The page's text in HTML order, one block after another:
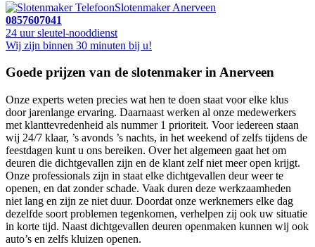
Slotenmaker Anerveen
0857607041
24 uur sleutel-nooddienst
Wij zijn binnen 30 minuten bij u!
Goede prijzen van de slotenmaker in Anerveen
Onze experts weten precies wat hen te doen staat voor elke klus
door jarenlange ervaring. Daarnaast werken al onze medewerkers
met klanttevredenheid als nummer 1 prioriteit. Voor iedereen staan
wij 24/7 klaar, ’s avonds ’s nachts, in het weekend of zelfs tijdens de
feestdagen kunt u ons bereiken. Over het algemeen gaat het om
deuren die dichtgevallen zijn en de klant zelf niet meer open krijgt.
Onze professionals zijn in staat elke dichtgevallen deur weer te
openen, en dat zonder schade. Vaak duren deze werkzaamheden
niet lang en zijn ze niet duur. Doordat onze werknemers elke dag
dezelfde soort problemen tegenkomen, verhelpen zij ook uw situatie
in korte tijd. Naast dichtgevallen deuren openmaken kunnen wij ook
auto’s en zelfs kluizen openen.